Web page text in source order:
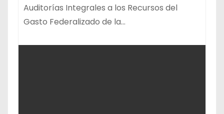
Auditorías Integrales a los Recursos del
Gasto Federalizado de la…